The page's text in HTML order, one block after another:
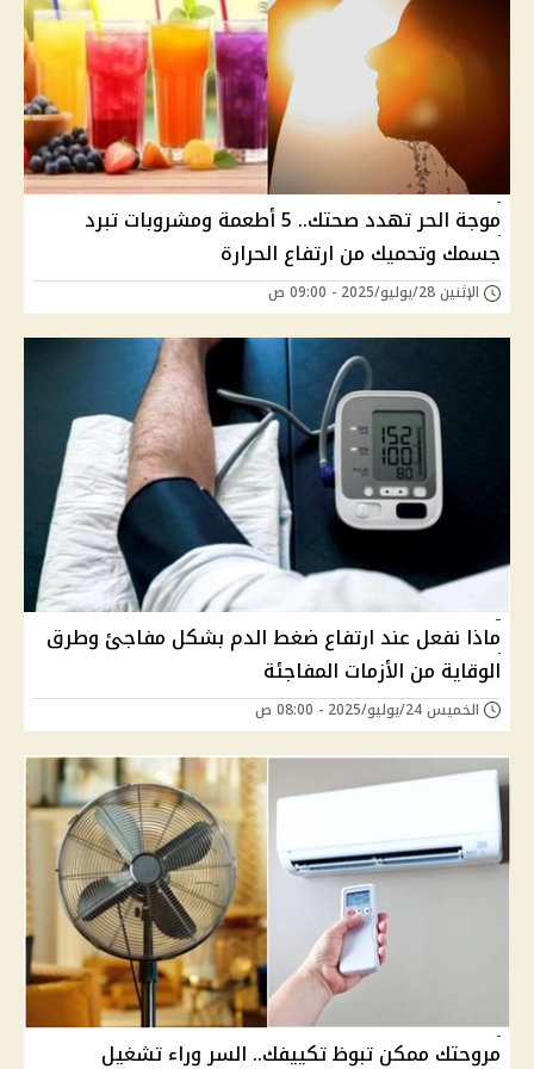
موجة الحر تهدد صحتك.. 5 أطعمة ومشروبات تبرد
جسمك وتحميك من ارتفاع الحرارة
الإثنين 28/يوليو/2025 - 09:00 ص
ماذا نفعل عند ارتفاع ضغط الدم بشكل مفاجئ وطرق
الوقاية من الأزمات المفاجئة
الخميس 24/يوليو/2025 - 08:00 ص
مروحتك ممكن تبوظ تكييفك.. السر وراء تشغيل